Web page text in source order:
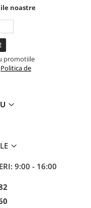
noastre
promotiile
Politica de
9:00 - 16:00